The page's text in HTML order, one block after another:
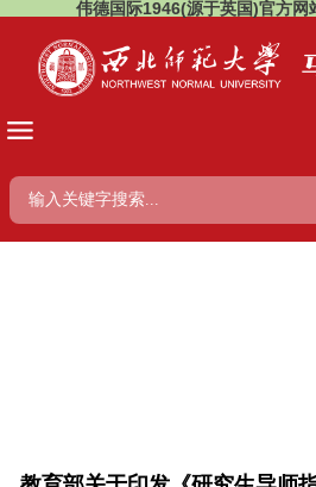
伟德国际1946(源于英国)官方